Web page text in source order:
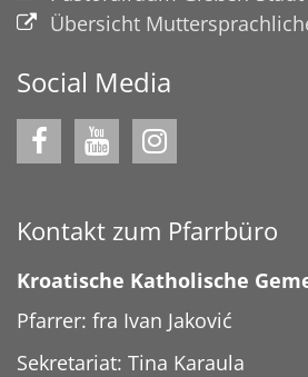
Übersicht
Social Media
Kontakt zum Pfarrbüro
Kroatische Katholische
Pfarrer: fra Ivan Jaković
Sekretariat: Tina Karaula